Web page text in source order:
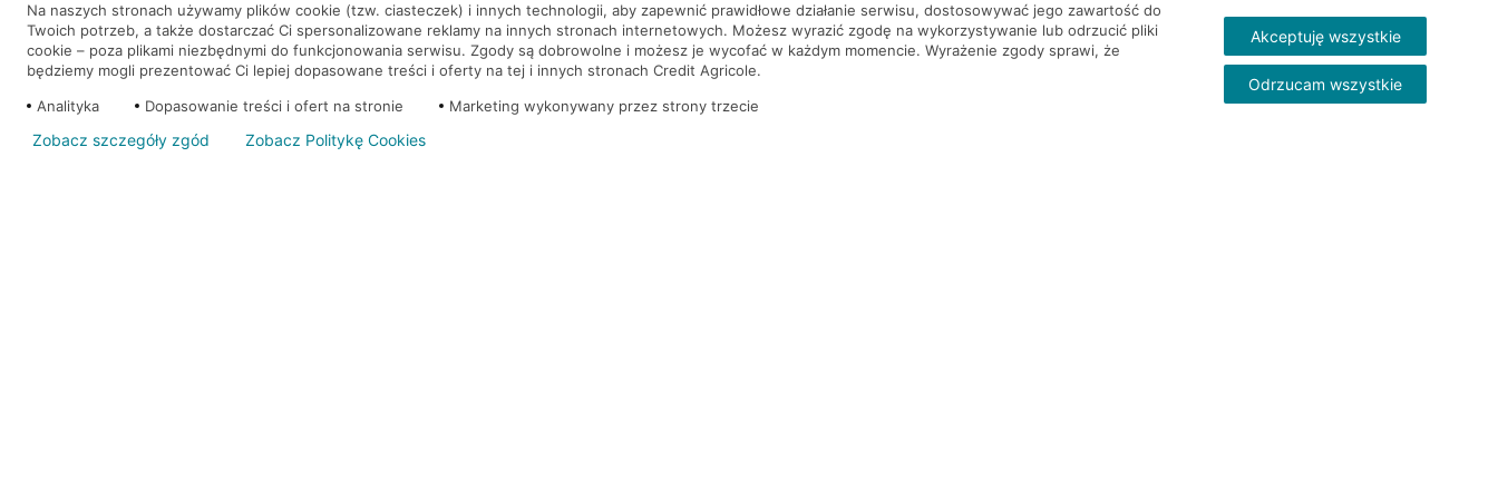
WEŹ KREDYT NOTA PRAWNA
Na naszych stronach używamy plików cookie (tzw. ciasteczek) i innych technologii, aby zapewnić prawidłowe działanie serwisu, dostosowywać jego zawartość do
Twoich potrzeb, a także dostarczać Ci spersonalizowane reklamy na innych stronach internetowych. Możesz wyrazić zgodę na wykorzystywanie lub odrzucić pliki
cookie – poza plikami niezbędnymi do funkcjonowania serwisu. Zgody są dobrowolne i możesz je wycofać w każdym momencie. Wyrażenie zgody sprawi, że
będziemy mogli prezentować Ci lepiej dopasowane treści i oferty na tej i innych stronach Credit Agricole.
Analityka
Dopasowanie treści i ofert na stronie Marketing wykonywany przez strony trzecie
Akceptuję wszystkie
Odrzucam wszystkie
Zobacz szczegóły zgód Zobacz Politykę Cookies